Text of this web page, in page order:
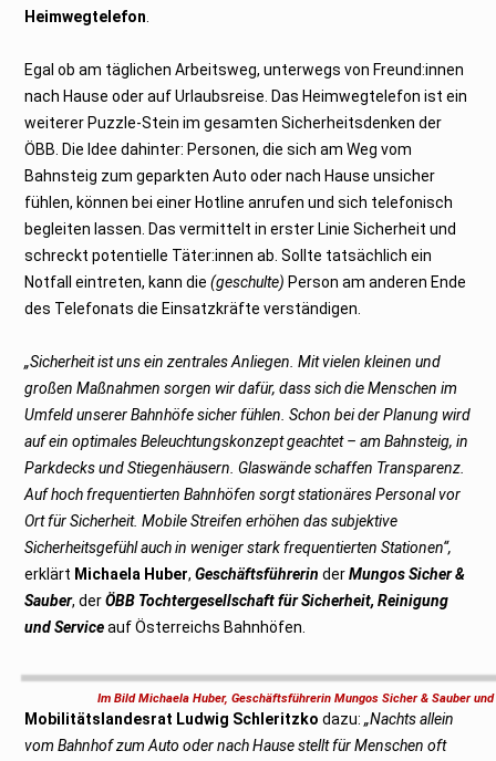
Heimwegtelefon
Egal ob am täglichen Arbeitsweg, unterwegs von Freund:innen
nach Hause oder auf Urlaubsreise. Das Heimwegtelefon ist ein
weiterer Puzzle-Stein im gesamten Sicherheitsdenken der
ÖBB. Die Idee dahinter: Personen, die sich am Weg vom
Bahnsteig zum geparkten Auto oder nach Hause unsicher
fühlen, können bei einer Hotline anrufen und sich telefonisch
begleiten lassen. Das vermittelt in erster Linie Sicherheit und
schreckt potentielle Täter:innen ab. Sollte tatsächlich ein
Notfall eintreten, kann die(geschulte) Person am anderen Ende
des Telefonats die Einsatzkräfte verständigen.
„Sicherheit ist uns ein zentrales Anliegen. Mit vielen kleinen und
großen Maßnahmen sorgen wir dafür, dass sich die Menschen im
Umfeld unserer Bahnhöfe sicher fühlen. Schon bei der Planung wird
auf ein optimales Beleuchtungskonzept geachtet – am Bahnsteig, in
Parkdecks und Stiegenhäusern. Glaswände schaffen Transparenz.
Auf hoch frequentierten Bahnhöfen sorgt stationäres Personal vor
Ort für Sicherheit. Mobile Streifen erhöhen das subjektive
Sicherheitsgefühl auch in weniger stark frequentierten Stationen“,
erklärt Michaela Huber,GeschäftsführerinderMungos Sicher &
Sauber, derÖBB Tochtergesellschaft für Sicherheit, Reinigung
und Serviceauf Österreichs Bahnhöfen.
Im Bild Michaela Huber, Geschäftsführerin Mungos Sicher & Sauber
Mobilitätslandesrat Ludwig Schleritzko dazu:„Nachts allein
vom Bahnhof zum Auto oder nach Hause stellt für Menschen oft